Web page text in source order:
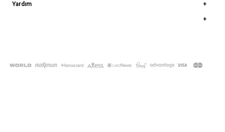
Yardım